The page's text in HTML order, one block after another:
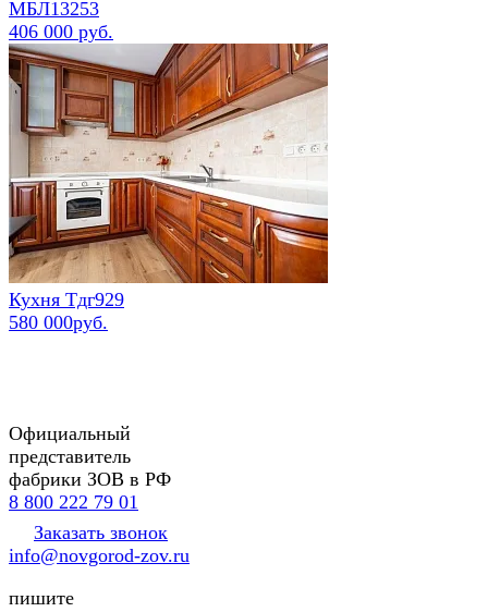
МБЛ13253
406 000 руб.
Кухня Тдг929
580 000руб.
Официальный
представитель
фабрики ЗОВ в РФ
8 800 222 79 01
Заказать звонок
info@novgorod-zov.ru
пишите